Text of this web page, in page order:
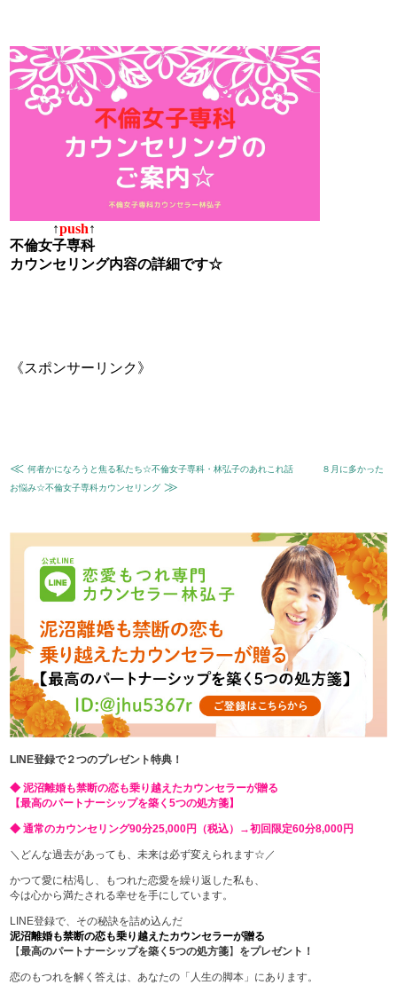
↑push↑
不倫女子専科
カウンセリング内容の詳細です☆
《スポンサーリンク》
≪何者かになろうと焦る私たち☆不倫女子専科・林弘子のあれこれ話
８月に多かった
お悩み☆不倫女子専科カウンセリング ≫
LINE登録で２つのプレゼント特典！
◆ 泥沼離婚も禁断の恋も乗り越えたカウンセラーが贈る
【最高のパートナーシップを築く5つの処方箋】
◆ 通常のカウンセリング90分25,000円（税込）→初回限定60分8,000円
＼どんな過去があっても、未来は必ず変えられます☆／
かつて愛に枯渇し、もつれた恋愛を繰り返した私も、
今は心から満たされる幸せを手にしています。
LINE登録で、その秘訣を詰め込んだ
泥沼離婚も禁断の恋も乗り越えたカウンセラーが贈る
【最高のパートナーシップを築く5つの処方箋】 をプレゼント！
恋のもつれを解く答えは、あなたの「人生の脚本」にあります。